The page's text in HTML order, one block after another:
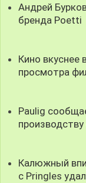
Андрей
бренда Poetti
Кино вкуснее
просмотра
Paulig
Калюжный
с Pringles